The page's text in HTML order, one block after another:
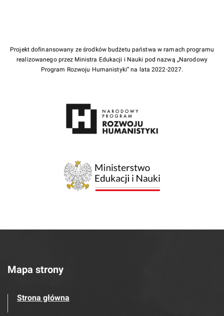
Projekt dofinansowany ze środków budżetu państwa w ramach programu
realizowanego przez Ministra Edukacji i Nauki pod nazwą „Narodowy
Program Rozwoju Humanistyki” na lata 2022-2027.
Mapa strony
Strona główna